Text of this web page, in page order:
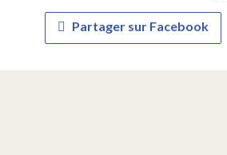
Partager sur Facebook